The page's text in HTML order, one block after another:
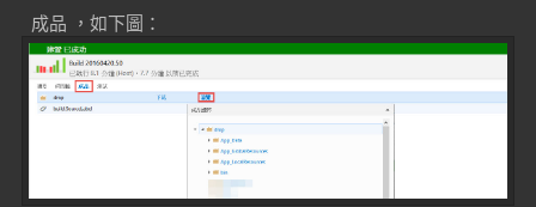
成品 ，如下圖：